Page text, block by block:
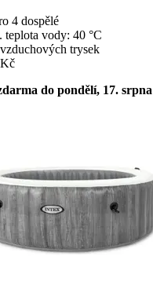
4 dospělé
teplota vody: 40 °C
trysek
do pondělí, 17. srpna